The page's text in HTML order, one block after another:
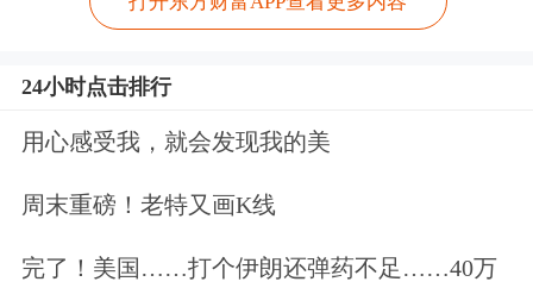
24小时点击排行
用心感受我，就会发现我的美
周末重磅！老特又画K线
完了！美国……打个伊朗还弹药不足……40万